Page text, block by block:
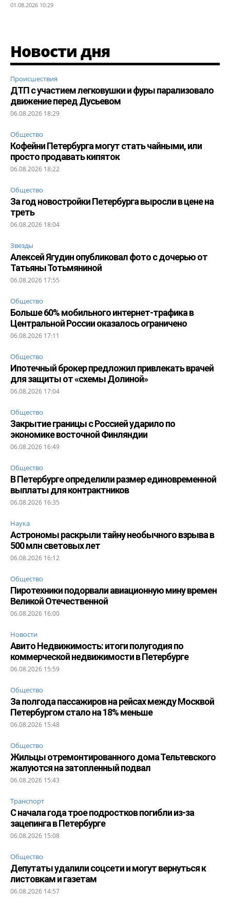
01.08.2026 10:29
Новости дня
Происшествия
ДТП с участием легковушки и фуры парализовало
движение перед Дусьевом
06.08.2026 18:29
Общество
Кофейни Петербурга могут стать чайными, или
просто продавать кипяток
06.08.2026 18:22
Общество
За год новостройки Петербурга выросли в цене на
треть
06.08.2026 18:04
Звезды
Алексей Ягудин опубликовал фото с дочерью от
Татьяны Тотьмяниной
06.08.2026 17:55
Общество
Больше 60% мобильного интернет-трафика в
Центральной России оказалось ограничено
06.08.2026 17:11
Общество
Ипотечный брокер предложил привлекать врачей
для защиты от «схемы Долиной»
06.08.2026 17:04
Общество
Закрытие границы с Россией ударило по
экономике восточной Финляндии
06.08.2026 16:49
Общество
В Петербурге определили размер единовременной
выплаты для контрактников
06.08.2026 16:35
Наука
Астрономы раскрыли тайну необычного взрыва в
500 млн световых лет
06.08.2026 16:12
Общество
Пиротехники подорвали авиационную мину времен
Великой Отечественной
06.08.2026 16:00
Новости
Авито Недвижимость: итоги полугодия по
коммерческой недвижимости в Петербурге
06.08.2026 15:59
Общество
За полгода пассажиров на рейсах между Москвой
Петербургом стало на 18% меньше
06.08.2026 15:48
Общество
Жильцы отремонтированного дома Тельтевского
жалуются на затопленный подвал
06.08.2026 15:43
Транспорт
С начала года трое подростков погибли из-за
зацепинга в Петербурге
06.08.2026 15:08
Общество
Депутаты удалили соцсети и могут вернуться к
листовкам и газетам
06.08.2026 14:57